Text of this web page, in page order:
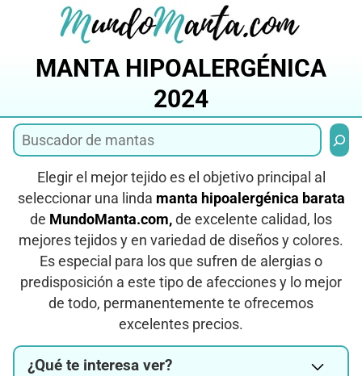
MANTA HIPOALERGÉNICA
2024
Elegir el mejor tejido es el objetivo principal al
seleccionar una linda manta hipoalergénica barata
de MundoManta.com, de excelente calidad, los
mejores tejidos y en variedad de diseños y colores.
Es especial para los que sufren de alergias o
predisposición a este tipo de afecciones y lo mejor
de todo, permanentemente te ofrecemos
excelentes precios.
¿Qué te interesa ver?